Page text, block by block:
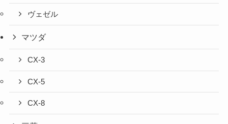
ヴェゼル
マツダ
CX-3
CX-5
CX-8